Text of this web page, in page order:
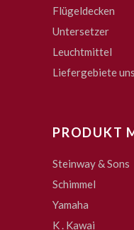
Flügeldecken
Untersetzer
Leuchtmittel
Liefergebiete
PRODUKT
Steinway & Sons
Schimmel
Yamaha
K . Kawai